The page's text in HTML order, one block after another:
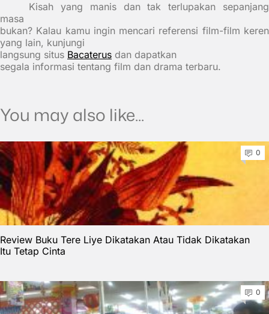
Kisah yang manis dan tak terlupakan sepanjang
masa
bukan? Kalau kamu ingin mencari referensi film-film keren
yang lain, kunjungi
langsung situs Bacaterus dan dapatkan
segala informasi tentang film dan drama terbaru.
You may also like...
0
Review Buku Tere Liye Dikatakan Atau Tidak Dikatakan
Itu Tetap Cinta
0